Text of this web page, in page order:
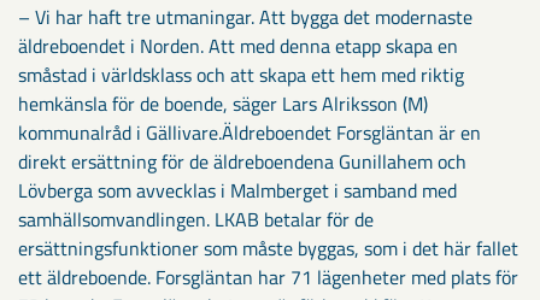
– Vi har haft tre utmaningar. Att bygga det modernaste
äldreboendet i Norden. Att med denna etapp skapa en
småstad i världsklass och att skapa ett hem med riktig
hemkänsla för de boende, säger Lars Alriksson (M)
kommunalråd i Gällivare.Äldreboendet Forsgläntan är en
direkt ersättning för de äldreboendena Gunillahem och
Lövberga som avvecklas i Malmberget i samband med
samhällsomvandlingen. LKAB betalar för de
ersättningsfunktioner som måste byggas, som i det här fallet
ett äldreboende. Forsgläntan har 71 lägenheter med plats för